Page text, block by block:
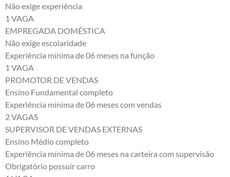
Não exige experiência
1 VAGA
EMPREGADA DOMÉSTICA
Não exige escolaridade
Experiência mínima de 06 meses na função
1 VAGA
PROMOTOR DE VENDAS
Ensino Fundamental completo
Experiência mínima de 06 meses com vendas
2 VAGAS
SUPERVISOR DE VENDAS EXTERNAS
Ensino Médio completo
Experiência mínima de 06 meses na carteira com supervisão
Obrigatório possuir carro